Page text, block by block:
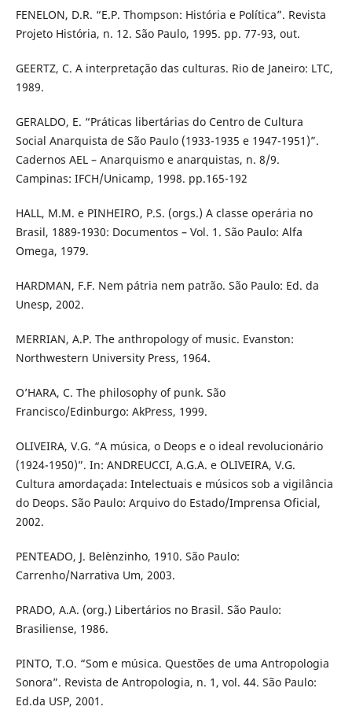
FENELON, D.R. “E.P. Thompson: História e Política”. Revista
Projeto História, n. 12. São Paulo, 1995. pp. 77-93, out.
GEERTZ, C. A interpretação das culturas. Rio de Janeiro: LTC,
1989.
GERALDO, E. “Práticas libertárias do Centro de Cultura
Social Anarquista de São Paulo (1933-1935 e 1947-1951)”.
Cadernos AEL – Anarquismo e anarquistas, n. 8/9.
Campinas: IFCH/Unicamp, 1998. pp.165-192
HALL, M.M. e PINHEIRO, P.S. (orgs.) A classe operária no
Brasil, 1889-1930: Documentos – Vol. 1. São Paulo: Alfa
Omega, 1979.
HARDMAN, F.F. Nem pátria nem patrão. São Paulo: Ed. da
Unesp, 2002.
MERRIAN, A.P. The anthropology of music. Evanston:
Northwestern University Press, 1964.
O’HARA, C. The philosophy of punk. São
Francisco/Edinburgo: AkPress, 1999.
OLIVEIRA, V.G. “A música, o Deops e o ideal revolucionário
(1924-1950)”. In: ANDREUCCI, A.G.A. e OLIVEIRA, V.G.
Cultura amordaçada: Intelectuais e músicos sob a vigilância
do Deops. São Paulo: Arquivo do Estado/Imprensa Oficial,
2002.
PENTEADO, J. Belènzinho, 1910. São Paulo:
Carrenho/Narrativa Um, 2003.
PRADO, A.A. (org.) Libertários no Brasil. São Paulo:
Brasiliense, 1986.
PINTO, T.O. “Som e música. Questões de uma Antropologia
Sonora”. Revista de Antropologia, n. 1, vol. 44. São Paulo:
Ed.da USP, 2001.